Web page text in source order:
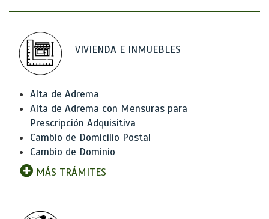
VIVIENDA E INMUEBLES
Alta de Adrema
Alta de Adrema con Mensuras para
Prescripción Adquisitiva
Cambio de Domicilio Postal
Cambio de Dominio
MÁS TRÁMITES